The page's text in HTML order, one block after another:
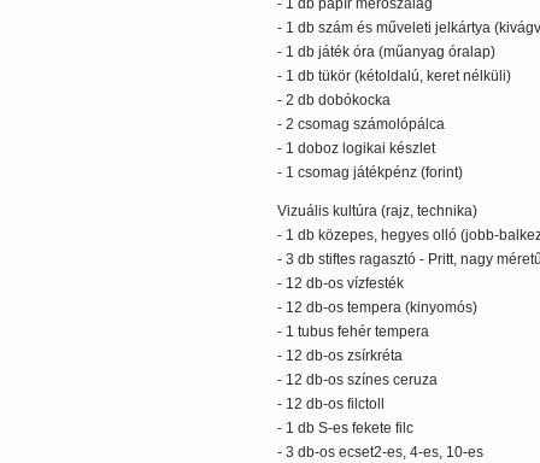
- 1 db papír mérőszalag
- 1 db szám és műveleti jelkártya
- 1 db játék óra (műanyag óralap)
- 1 db tükör (kétoldalú, keret nélküli)
- 2 db dobókocka
- 2 csomag számolópálca
- 1 doboz logikai készlet
- 1 csomag játékpénz (forint)
Vizuális kultúra (rajz, technika)
- 1 db közepes, hegyes olló (jobb-
- 3 db stiftes ragasztó - Pritt, nagy
- 12 db-os vízfesték
- 12 db-os tempera (kinyomós)
- 1 tubus fehér tempera
- 12 db-os zsírkréta
- 12 db-os színes ceruza
- 12 db-os filctoll
- 1 db S-es fekete filc
- 3 db-os ecset2-es, 4-es, 10-es